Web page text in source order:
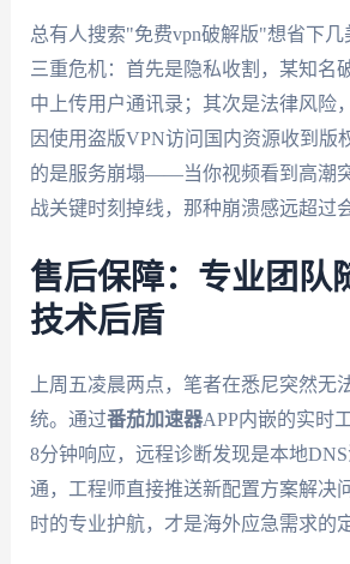
总有人搜索"免费vpn破解版"想省下
三重危机：首先是隐私收割，某知名
中上传用户通讯录；其次是法律风险
因使用盗版VPN访问国内资源收到版
的是服务崩塌——当你视频看到高潮
战关键时刻掉线，那种崩溃感远超过
售后保障：专业团队
技术后盾
上周五凌晨两点，笔者在悉尼突然无
统。通过番茄加速器APP内嵌的实时
8分钟响应，远程诊断发现是本地
通，工程师直接推送新配置方案解决
时的专业护航，才是海外应急需求的